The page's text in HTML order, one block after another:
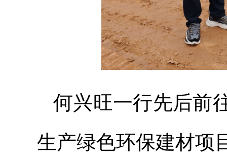
何兴旺一行先后前
生产绿色环保建材项